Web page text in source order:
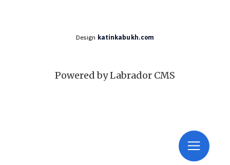
Design katinkabukh.com
Powered by Labrador CMS